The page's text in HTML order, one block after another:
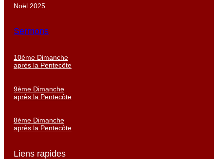
Noël 2025
Sermons
10ème Dimanche
après la Pentecôte
9ème Dimanche
après la Pentecôte
8ème Dimanche
après la Pentecôte
Liens rapides